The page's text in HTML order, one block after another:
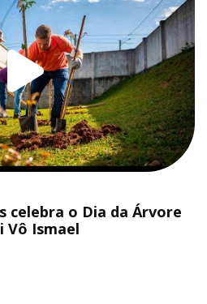
celebra o Dia da Árvore
Vô Ismael